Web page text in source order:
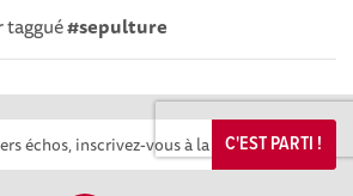
taggué#sepulture
C'EST PARTI !